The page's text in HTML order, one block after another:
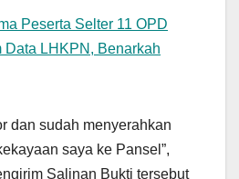
Peserta Selter 11 OPD
Data LHKPN, Benarkah
dan sudah menyerahkan
saya ke Pansel”,
Salinan Bukti tersebut